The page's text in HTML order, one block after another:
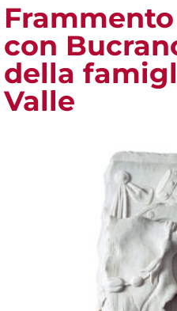
con
della
Valle